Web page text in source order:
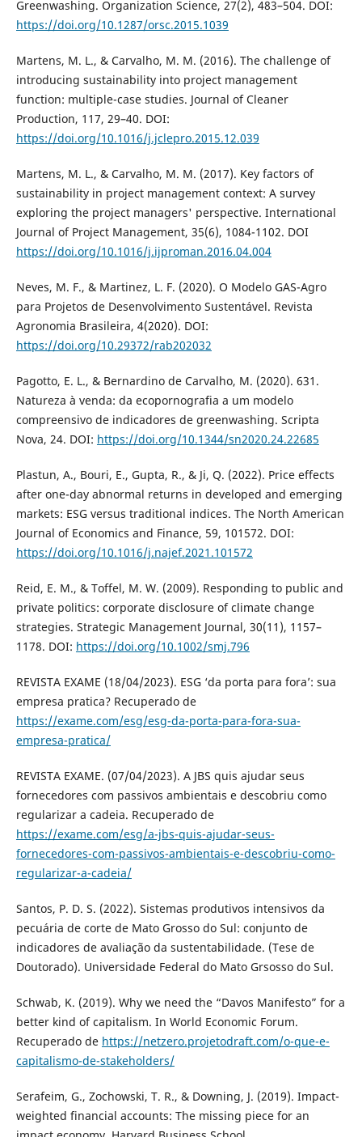
Greenwashing. Organization Science, 27(2), 483–504. DOI:
https://doi.org/10.1287/orsc.2015.1039
Martens, M. L., & Carvalho, M. M. (2016). The challenge of
introducing sustainability into project management
function: multiple-case studies. Journal of Cleaner
Production, 117, 29–40. DOI:
https://doi.org/10.1016/j.jclepro.2015.12.039
Martens, M. L., & Carvalho, M. M. (2017). Key factors of
sustainability in project management context: A survey
exploring the project managers' perspective. International
Journal of Project Management, 35(6), 1084-1102. DOI
https://doi.org/10.1016/j.ijproman.2016.04.004
Neves, M. F., & Martinez, L. F. (2020). O Modelo GAS-Agro
para Projetos de Desenvolvimento Sustentável. Revista
Agronomia Brasileira, 4(2020). DOI:
https://doi.org/10.29372/rab202032
Pagotto, E. L., & Bernardino de Carvalho, M. (2020). 631.
Natureza à venda: da ecopornografia a um modelo
compreensivo de indicadores de greenwashing. Scripta
Nova, 24. DOI: https://doi.org/10.1344/sn2020.24.22685
Plastun, A., Bouri, E., Gupta, R., & Ji, Q. (2022). Price effects
after one-day abnormal returns in developed and emerging
markets: ESG versus traditional indices. The North American
Journal of Economics and Finance, 59, 101572. DOI:
https://doi.org/10.1016/j.najef.2021.101572
Reid, E. M., & Toffel, M. W. (2009). Responding to public and
private politics: corporate disclosure of climate change
strategies. Strategic Management Journal, 30(11), 1157–
1178. DOI: https://doi.org/10.1002/smj.796
REVISTA EXAME (18/04/2023). ESG ‘da porta para fora’: sua
empresa pratica? Recuperado de
https://exame.com/esg/esg-da-porta-para-fora-sua-
empresa-pratica/
REVISTA EXAME. (07/04/2023). A JBS quis ajudar seus
fornecedores com passivos ambientais e descobriu como
regularizar a cadeia. Recuperado de
https://exame.com/esg/a-jbs-quis-ajudar-seus-
fornecedores-com-passivos-ambientais-e-descobriu-como-
regularizar-a-cadeia/
Santos, P. D. S. (2022). Sistemas produtivos intensivos da
pecuária de corte de Mato Grosso do Sul: conjunto de
indicadores de avaliação da sustentabilidade. (Tese de
Doutorado). Universidade Federal do Mato Grsosso do Sul.
Schwab, K. (2019). Why we need the “Davos Manifesto” for a
better kind of capitalism. In World Economic Forum.
Recuperado de https://netzero.projetodraft.com/o-que-e-
capitalismo-de-stakeholders/
Serafeim, G., Zochowski, T. R., & Downing, J. (2019). Impact-
weighted financial accounts: The missing piece for an